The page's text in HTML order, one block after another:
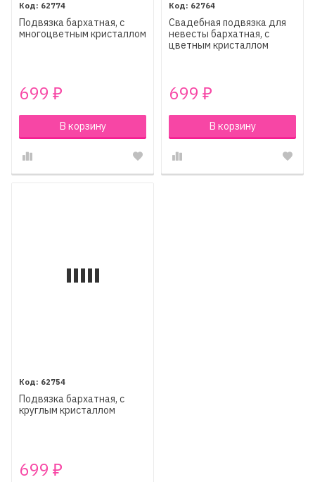
62774
Подвязка бархатная, с
многоцветным кристаллом
699 ₽
В корзину
62764
Свадебная подвязка для
невесты бархатная, с
цветным кристаллом
699 ₽
В корзину
62754
Подвязка бархатная, с
круглым кристаллом
699 ₽